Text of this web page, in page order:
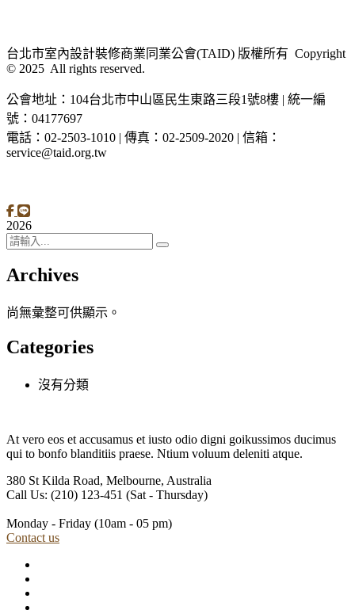
台北市室內設計裝修商業同業公會(TAID) 版權所有 Copyright
© 2025 All rights reserved.
公會地址：104台北市中山區民生東路三段1號8樓 | 統一編
號：04177697
電話：02-2503-1010 | 傳真：02-2509-2020 | 信箱：
service@taid.org.tw
2026
Archives
尚無彙整可供顯示。
Categories
沒有分類
At vero eos et accusamus et iusto odio digni goikussimos ducimus
qui to bonfo blanditiis praese. Ntium voluum deleniti atque.
380 St Kilda Road, Melbourne, Australia
Call Us: (210) 123-451 (Sat - Thursday)
Monday - Friday (10am - 05 pm)
Contact us